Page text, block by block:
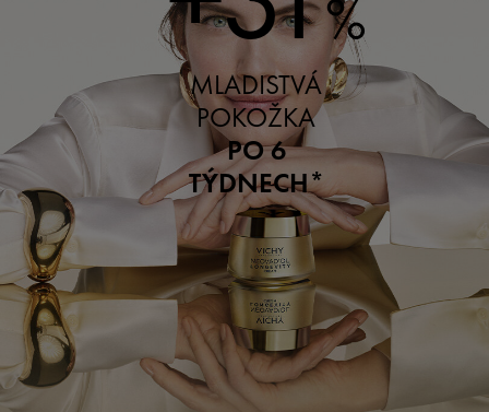
%
MLADISTVÁ
POKOŽKA
PO 6
TÝDNECH*